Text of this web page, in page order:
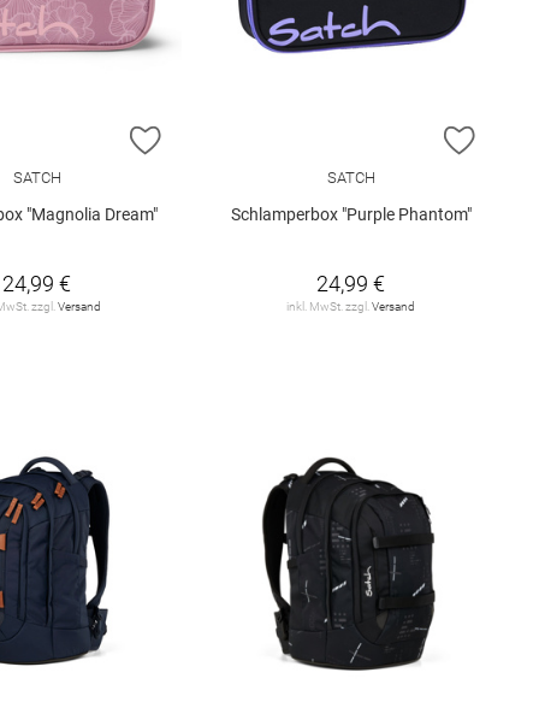
HINZUFÜGEN
SATCH
"Magnolia Dream"
24,99 €
zzgl.Versand
ZUR
SATCH
Schlamperbox "Purple Phantom"
24,99 €
inkl. MwSt. zzgl.Versand